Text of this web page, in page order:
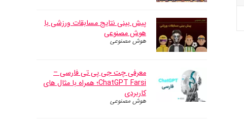
پیش بینی نتایج مسابقات ورزشی با
هوش مصنوعی
هوش مصنوعی
معرفی چت جی پی تی فارسی –
ChatGPT Farsi؛ همراه با مثال های
کاربردی
هوش مصنوعی